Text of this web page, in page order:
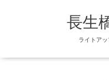
長生
ライトアッ